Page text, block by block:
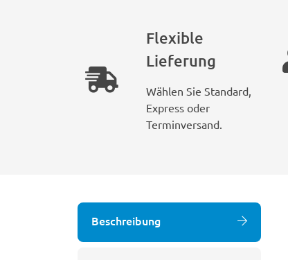
Flexible
Lieferung
Wählen Sie Standard,
Express oder
Terminversand.
Beschreibung